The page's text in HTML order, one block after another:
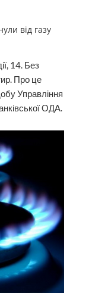
від газу
14. Без
Про це
Управління
ОДА.